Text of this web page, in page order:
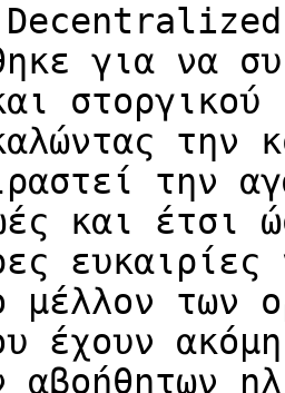
για να
στοργικού
την
την
και έτσι
μέλλον των
έχουν